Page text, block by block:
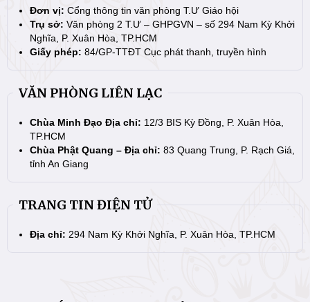
Đơn vị: Cổng thông tin văn phòng T.Ư Giáo hội
Trụ sở: Văn phòng 2 T.Ư – GHPGVN – số 294 Nam Kỳ Khởi
Nghĩa, P. Xuân Hòa, TP.HCM
Giấy phép: 84/GP-TTĐT Cục phát thanh, truyền hình
VĂN PHÒNG LIÊN LẠC
Chùa Minh Đạo Địa chỉ: 12/3 BIS Kỳ Đồng, P. Xuân Hòa,
TP.HCM
Chùa Phật Quang – Địa chỉ: 83 Quang Trung, P. Rạch Giá,
tỉnh An Giang
TRANG TIN ĐIỆN TỬ
Địa chỉ: 294 Nam Kỳ Khởi Nghĩa, P. Xuân Hòa, TP.HCM